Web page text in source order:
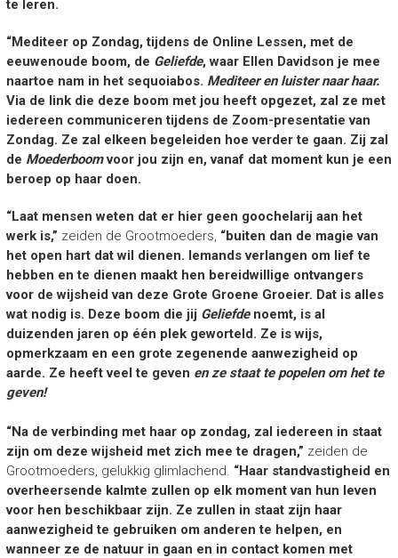
te leren.
“Mediteer op Zondag, tijdens de Online Lessen, met de
eeuwenoude boom, de Geliefde, waar Ellen Davidson je mee
naartoe nam in het sequoiabos. Mediteer en luister naar haar.
Via de link die deze boom met jou heeft opgezet, zal ze met
iedereen communiceren tijdens de Zoom-presentatie van
Zondag. Ze zal elkeen begeleiden hoe verder te gaan. Zij zal
de Moederboomvoor jou zijn en, vanaf dat moment kun je een
beroep op haar doen.
“Laat mensen weten dat er hier geen goochelarij aan het
werk is,” zeiden de Grootmoeders, “buiten dan de magie van
het open hart dat wil dienen. Iemands verlangen om lief te
hebben en te dienen maakt hen bereidwillige ontvangers
voor de wijsheid van deze Grote Groene Groeier. Dat is alles
wat nodig is. Deze boom die jij Geliefdenoemt, is al
duizenden jaren op één plek geworteld. Ze is wijs,
opmerkzaam en een grote zegenende aanwezigheid op
aarde. Ze heeft veel te geven en ze staat te popelen om het te
geven!
“Na de verbinding met haar op zondag, zal iedereen in staat
zijn om deze wijsheid met zich mee te dragen,” zeiden de
Grootmoeders, gelukkig glimlachend. “Haar standvastigheid en
overheersende kalmte zullen op elk moment van hun leven
voor hen beschikbaar zijn. Ze zullen in staat zijn haar
aanwezigheid te gebruiken om anderen te helpen, en
wanneer ze de natuur in gaan en in contact komen met